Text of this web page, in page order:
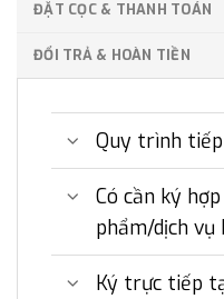
ĐẶT CỌC & THANH TOÁN
ĐỔI TRẢ & HOÀN TIỀN
Quy trình
Có cần ký
phẩm/dịch vụ
Ký trực tiếp